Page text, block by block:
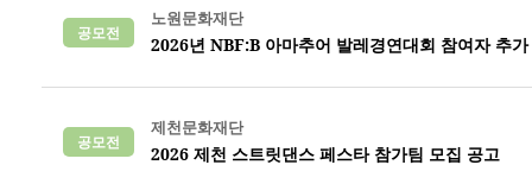
공모전
노원문화재단
2026년 NBF:B 아마추어 발레경연대회 참여자 추
공모전
제천문화재단
2026 제천 스트릿댄스 페스타 참가팀 모집 공고